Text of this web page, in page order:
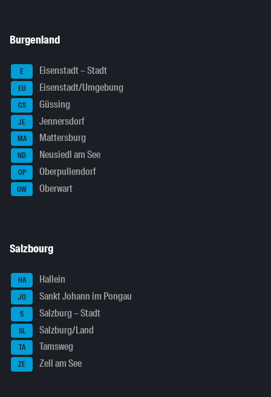
Burgenland
E Eisenstadt – Stadt
EU Eisenstadt/Umgebung
GS Güssing
JE Jennersdorf
MA Mattersburg
ND Neusiedl am See
OP Oberpullendorf
OW Oberwart
Salzbourg
HA Hallein
JO Sankt Johann im Pongau
S Salzburg – Stadt
SL Salzburg/Land
TA Tamsweg
ZE Zell am See